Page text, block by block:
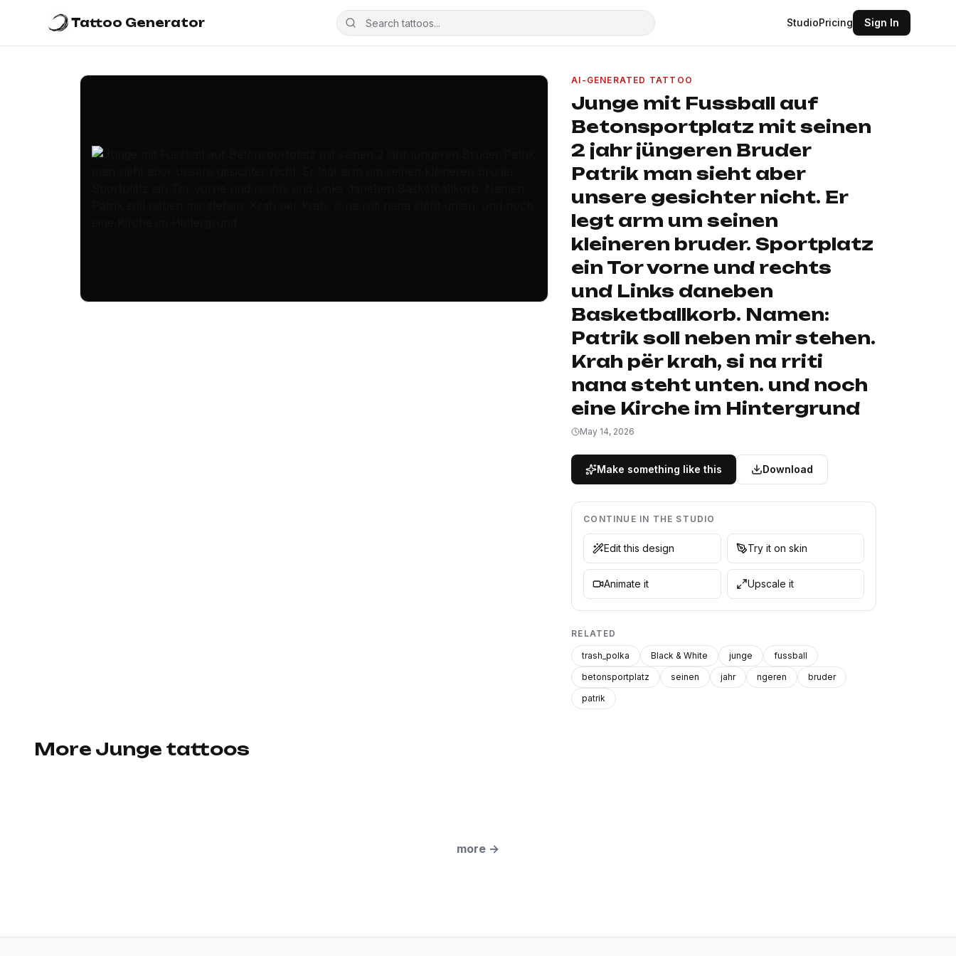
Tattoo Generator StudioPricing Sign In
AI-GENERATED TATTOO
Junge mit Fussball auf
Betonsportplatz mit seinen
2 jahr jüngeren Bruder
Patrik man sieht aber
unsere gesichter nicht. Er
legt arm um seinen
kleineren bruder. Sportplatz
ein Tor vorne und rechts
und Links daneben
Basketballkorb. Namen:
Patrik soll neben mir stehen.
Krah për krah, si na rriti
nana steht unten. und noch
eine Kirche im Hintergrund
May 14, 2026
Make something like this Download
CONTINUE IN THE STUDIO
Edit this design Try it on skin
Animate it Upscale it
RELATED
trash_polka Black & White junge
fussball
betonsportplatz
seinen jahr ngeren
bruder
patrik
More Junge tattoos
more →